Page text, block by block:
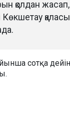
қолдан жасап,
Көкшетау
сотқа